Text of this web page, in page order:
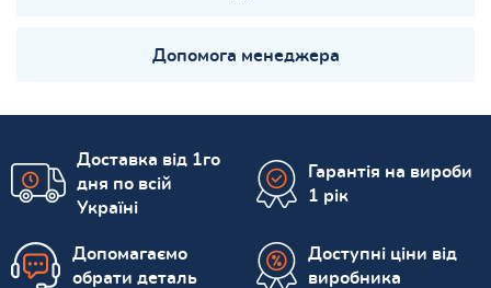
Допомога менеджера
Доставка від 1го
дня по всій
Україні
Гарантія на вироби
1 рік
Допомагаємо
обрати деталь
Доступні ціни від
виробника